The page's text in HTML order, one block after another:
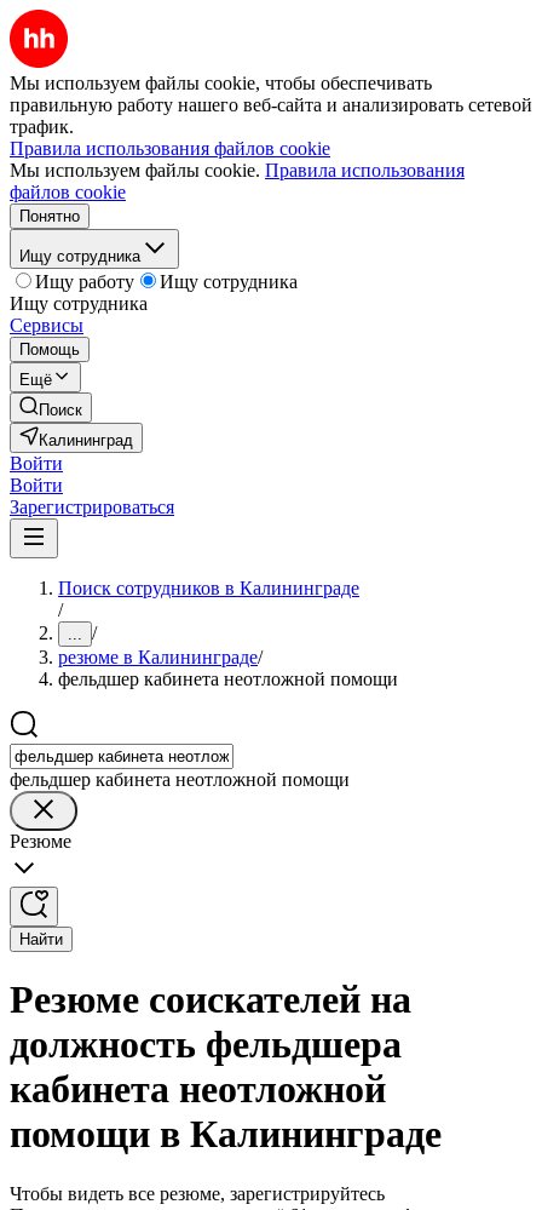
Мы используем файлы cookie, чтобы обеспечивать
правильную работу нашего веб-сайта и анализировать сетевой
трафик.
Правила использования файлов cookie
Мы используем файлы cookie. Правила использования
файлов cookie
Понятно
Ищу сотрудника
Ищу работу
Ищу сотрудника
Ищу сотрудника
Сервисы
Помощь
Ещё
Поиск
Калининград
Войти
Войти
Зарегистрироваться
Поиск сотрудников в Калининграде
/
... /
резюме в Калининграде/
фельдшер кабинета неотложной помощи
фельдшер кабинета неотложной помощи
Резюме
Найти
Резюме соискателей на
должность фельдшера
кабинета неотложной
помощи в Калининграде
Чтобы видеть все резюме, зарегистрируйтесь